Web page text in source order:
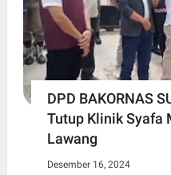
DPD BAKORNAS
Tutup Klinik Syafa
Lawang
Desember 16, 2024